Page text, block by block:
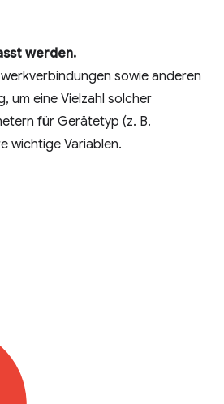
werden.
sowie anderen
um eine Vielzahl solcher
für Gerätetyp (z. B.
wichtige Variablen.